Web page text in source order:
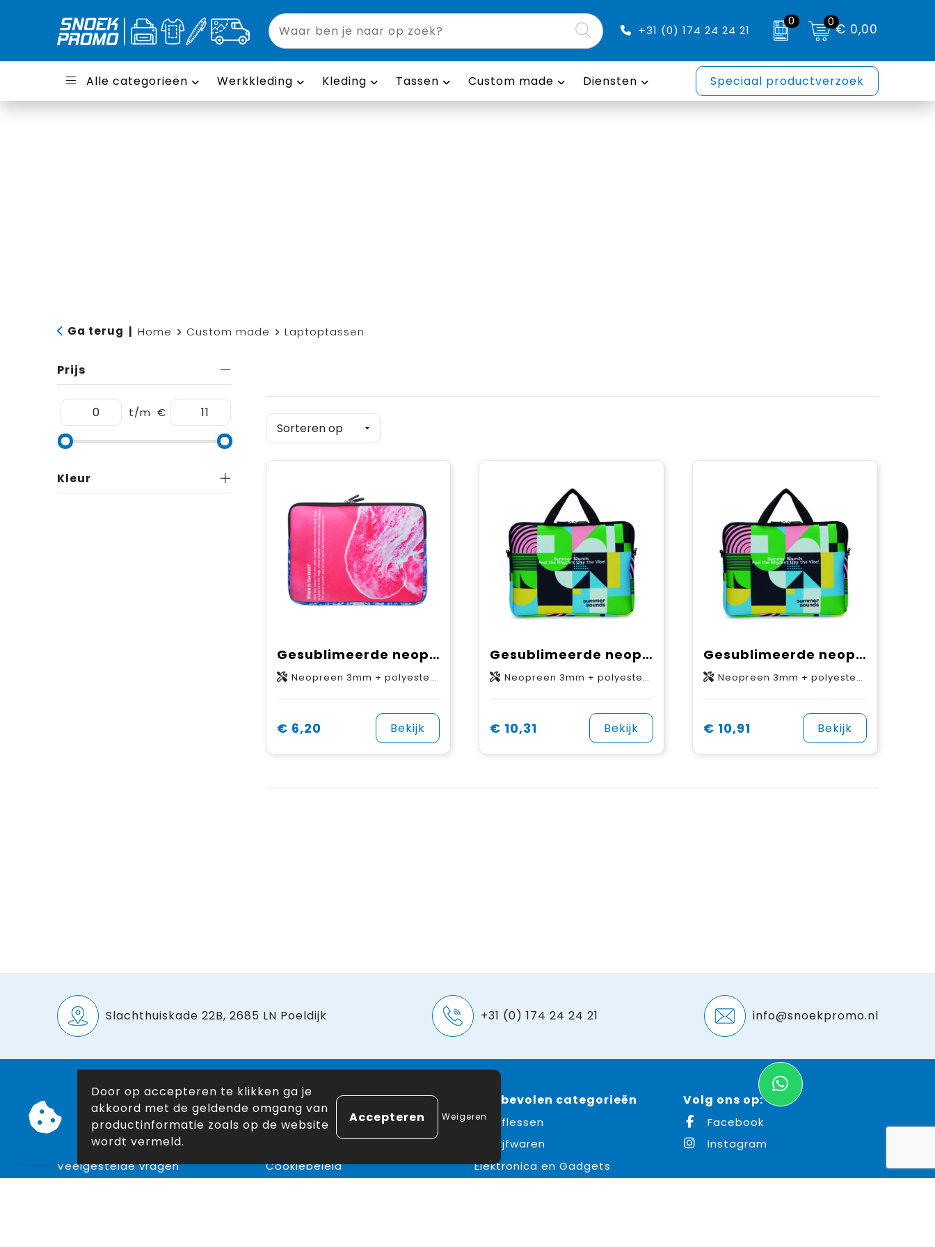
+31 (0) 174 24 24 21
0 0€ 0,00
Alle categorieën Werkkleding Kleding Tassen Custom made Diensten Speciaal productverzoek
Ga terug Home Custom made Laptoptassen
Prijs
t/m €
Kleur
Gesublimeerde neopreen laptoptas
Neopreen 3mm + polyester schelpstof
€ 6,20 Bekijk
Gesublimeerde neopreen laptoptas met rits en voorvak
Neopreen 3mm + polyester schelpstof
€ 10,31 Bekijk
Gesublimeerde neopreen laptoptas met rits en voorvak
Neopreen 3mm + polyester schelpstof
€ 10,91 Bekijk
Slachthuiskade 22B, 2685 LN Poeldijk +31 (0) 174 24 24 21 info@snoekpromo.nl
Klantenservice
Nieuwsbrief
Contact
Veelgestelde vragen
Veilig winkelen
Algemene voorwaarden
Privacyverklaring
Cookiebeleid
Aanbevolen categorieën
Drinkflessen
Schrijfwaren
Elektronica en Gadgets
Volg ons op:
Facebook
Instagram
Door op accepteren te klikken ga je
akkoord met de geldende omgang van
productinformatie zoals op de website
wordt vermeld.
Weigeren